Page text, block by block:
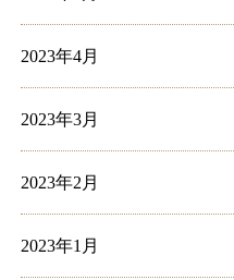
2023年4月
2023年3月
2023年2月
2023年1月